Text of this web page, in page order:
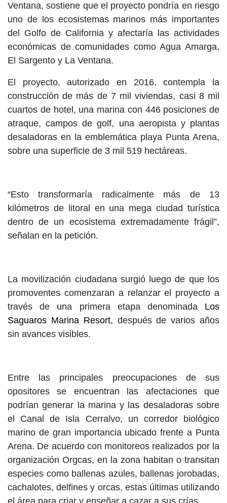
Ventana, sostiene que el proyecto pondría en riesgo
uno de los ecosistemas marinos más importantes
del Golfo de California y afectaría las actividades
económicas de comunidades como Agua Amarga,
El Sargento y La Ventana.
El proyecto, autorizado en 2016, contempla la
construcción de más de 7 mil viviendas, casi 8 mil
cuartos de hotel, una marina con 446 posiciones de
atraque, campos de golf, una aeropista y plantas
desaladoras en la emblemática playa Punta Arena,
sobre una superficie de 3 mil 519 hectáreas.
“Esto transformaría radicalmente más de 13
kilómetros de litoral en una mega ciudad turística
dentro de un ecosistema extremadamente frágil”,
señalan en la petición.
La movilización ciudadana surgió luego de que los
promoventes comenzaran a relanzar el proyecto a
través de una primera etapa denominada Los
Saguaros Marina Resort, después de varios años
sin avances visibles.
Entre las principales preocupaciones de sus
opositores se encuentran las afectaciones que
podrían generar la marina y las desaladoras sobre
el Canal de Isla Cerralvo, un corredor biológico
marino de gran importancia ubicado frente a Punta
Arena. De acuerdo con monitoreos realizados por la
organización Orgcas, en la zona habitan o transitan
especies como ballenas azules, ballenas jorobadas,
cachalotes, delfines y orcas, estas últimas utilizando